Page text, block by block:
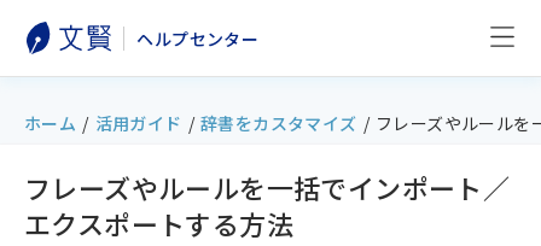
ヘルプセンター
ホーム / 活用ガイド / 辞書をカスタマイズ / フレーズやルールを
フレーズやルールを一括でインポート／
エクスポートする方法